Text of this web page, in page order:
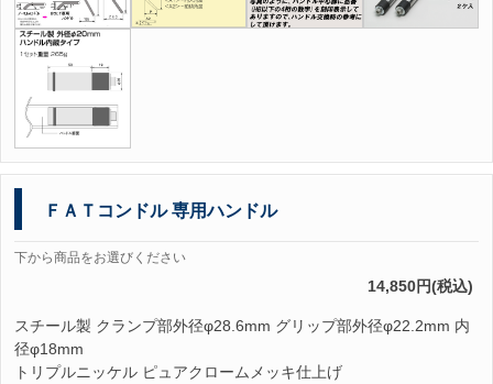
ＦＡＴコンドル 専用ハンドル
下から商品をお選びください
14,850円(税込)
スチール製 クランプ部外径φ28.6mm グリップ部外径φ22.2mm 内
径φ18mm
トリプルニッケル ピュアクロームメッキ仕上げ